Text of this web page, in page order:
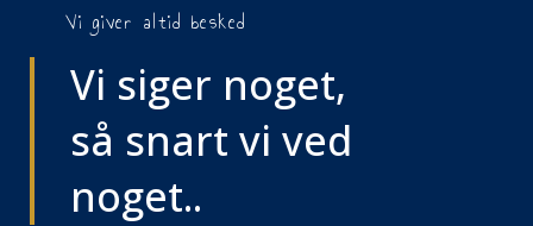
Vi giver altid besked
Vi siger noget,
så snart vi ved
noget..